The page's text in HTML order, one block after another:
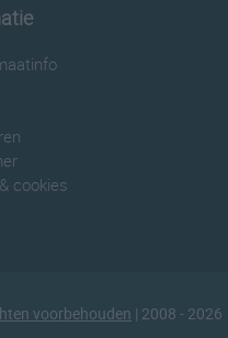
cookies
voorbehouden | 2008 - 2026